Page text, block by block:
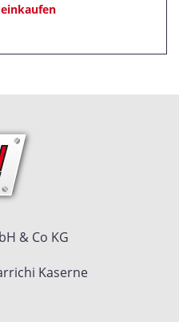
& Co KG
Kaserne